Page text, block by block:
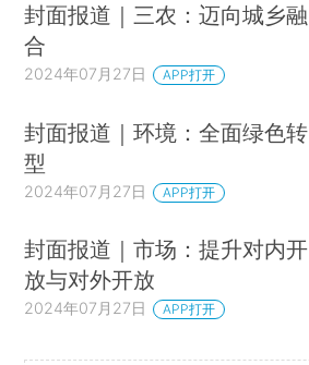
封面报道｜三农：迈向城乡融
合
2024年07月27日 APP打开
封面报道｜环境：全面绿色转
型
2024年07月27日 APP打开
封面报道｜市场：提升对内开
放与对外开放
2024年07月27日 APP打开